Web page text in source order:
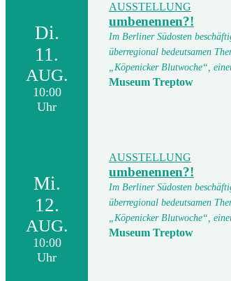
Di.
11.
AUG.
10:00
Uhr
AUSSTELLUNG
umbenennen?!
Im Berliner Südosten
überregional bedeutsamen
„Köpenicker Blutwoche“,
Museum Treptow
Mi.
12.
AUG.
10:00
Uhr
AUSSTELLUNG
umbenennen?!
Im Berliner Südosten
überregional bedeutsamen
„Köpenicker Blutwoche“,
Museum Treptow